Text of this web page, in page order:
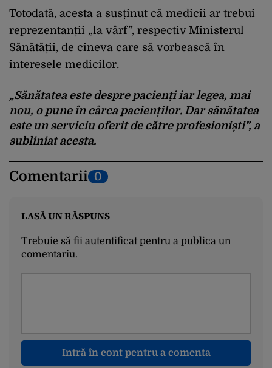
Totodată, acesta a susținut că medicii ar trebui
reprezentanții „la vârf”, respectiv Ministerul
Sănătății, de cineva care să vorbească în
interesele medicilor.
„Sănătatea este despre pacienți iar legea, mai
nou, o pune în cârca pacienților. Dar sănătatea
este un serviciu oferit de către profesioniști”, a
subliniat acesta.
Comentarii 0
LASĂ UN RĂSPUNS
Trebuie să fii autentificatpentru a publica un
comentariu.
Intră în cont pentru a comenta